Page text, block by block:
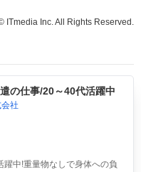
ITmedia Inc. All Rights Reserved.
の仕事/20～40代活躍中
社
躍中!重量物なしで身体への負